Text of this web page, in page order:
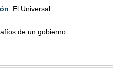
: El Universal
de un gobierno